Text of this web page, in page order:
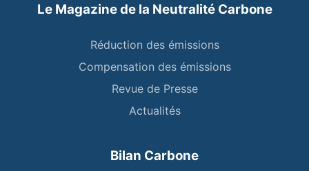
Le Magazine de la Neutralité Carbone
Réduction des émissions
Compensation des émissions
Revue de Presse
Actualités
Bilan Carbone